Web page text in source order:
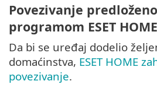
Povezivanje
programom ESET HOME
Da bi se uređaj dodelio
domaćinstva, ESET HOME
povezivanje.